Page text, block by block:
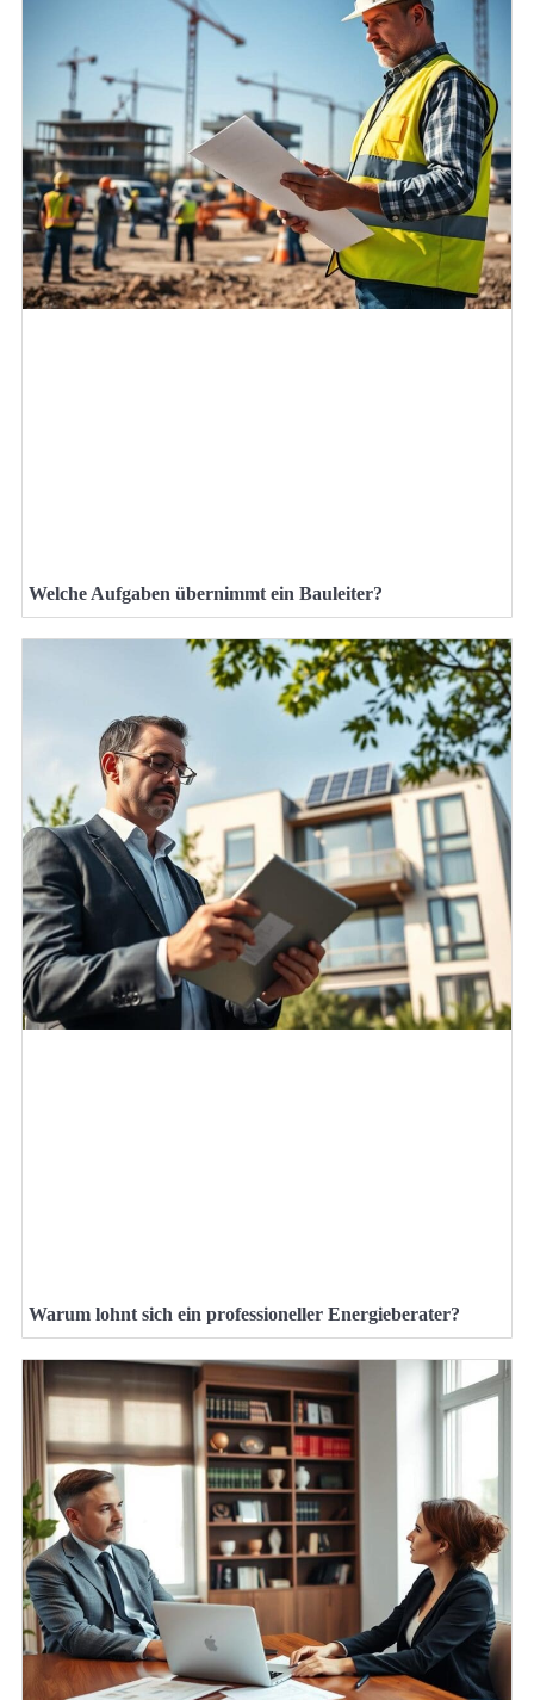
Welche Aufgaben übernimmt ein Bauleiter?
Warum lohnt sich ein professioneller Energieberater?